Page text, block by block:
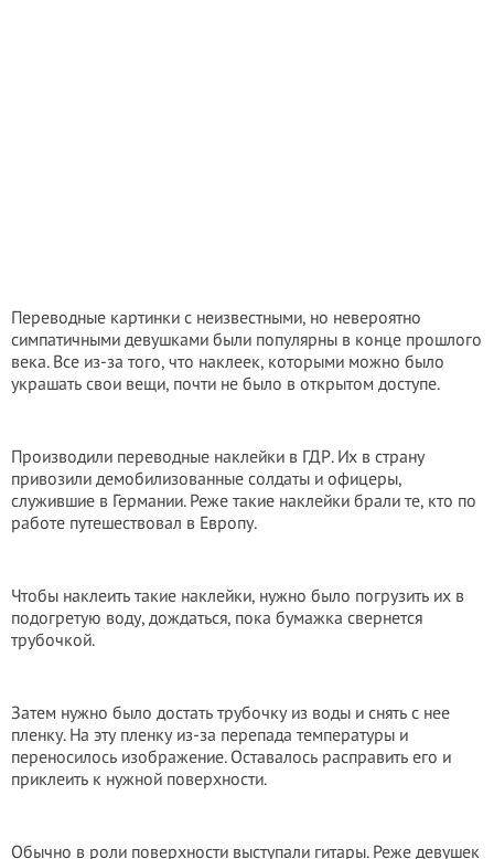
Переводные картинки с неизвестными, но невероятно
симпатичными девушками были популярны в конце прошлого
века. Все из-за того, что наклеек, которыми можно было
украшать свои вещи, почти не было в открытом доступе.
Производили переводные наклейки в ГДР. Их в страну
привозили демобилизованные солдаты и офицеры,
служившие в Германии. Реже такие наклейки брали те, кто по
работе путешествовал в Европу.
Чтобы наклеить такие наклейки, нужно было погрузить их в
подогретую воду, дождаться, пока бумажка свернется
трубочкой.
Затем нужно было достать трубочку из воды и снять с нее
пленку. На эту пленку из-за перепада температуры и
переносилось изображение. Оставалось расправить его и
приклеить к нужной поверхности.
Обычно в роли поверхности выступали гитары. Реже девушек